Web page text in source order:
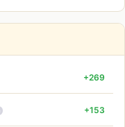
+269
+153